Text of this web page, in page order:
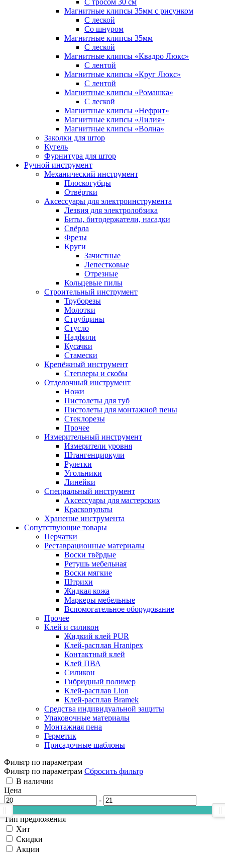
Магнитные клипсы 35мм с рисунком
С леской
Со шнуром
Магнитные клипсы 35мм
С леской
Магнитные клипсы «Квадро Люкс»
С лентой
Магнитные клипсы «Круг Люкс»
С лентой
Магнитные клипсы «Ромашка»
С леской
Магнитные клипсы «Нефрит»
Магнитные клипсы «Лилия»
Магнитные клипсы «Волна»
Заколки для штор
Кугель
Фурнитура для штор
Ручной инструмент
Механический инструмент
Плоскогубцы
Отвёртки
Аксессуары для электроинструмента
Лезвия для электролобзика
Биты, битодержатели, насадки
Свёрла
Фрезы
Круги
Зачистные
Лепестковые
Отрезные
Кольцевые пилы
Строительный инструмент
Труборезы
Молотки
Струбцины
Стусло
Надфили
Кусачки
Стамески
Крепёжный инструмент
Степлеры и скобы
Отделочный инструмент
Ножи
Пистолеты для туб
Пистолеты для монтажной пены
Стеклорезы
Прочее
Измерительный инструмент
Измерители уровня
Штангенциркули
Рулетки
Угольники
Линейки
Специальный инструмент
Аксессуары для мастерских
Краскопульты
Хранение инструмента
Сопутствующие товары
Перчатки
Реставрационные материалы
Воски твёрдые
Ретушь мебельная
Воски мягкие
Штрихи
Жидкая кожа
Маркеры мебельные
Вспомогательное оборудование
Прочее
Клей и силикон
Жидкий клей PUR
Клей-расплав Hranipex
Контактный клей
Клей ПВА
Силикон
Гибридный полимер
Клей-расплав Lion
Клей-расплав Bramek
Средства индивидуальной защиты
Упаковочные материалы
Монтажная пена
Герметик
Присадочные шаблоны
Фильтр по параметрам
Фильтр по параметрам Сбросить фильтр
В наличии
Цена
-
Тип предложения
Хит
Скидки
Акции